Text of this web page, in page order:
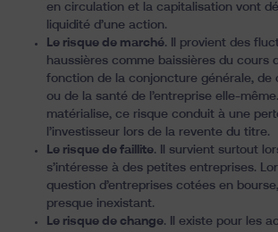
en circulation et la capitalisation vont
liquidité d’une action.
Le risque de marché. Il provient des
haussières comme baissières du cours
fonction de la conjoncture générale, de
ou de la santé de l’entreprise elle-
matérialise, ce risque conduit à une
l’investisseur lors de la revente du titre.
Le risque de faillite. Il survient surtout
s’intéresse à des petites entreprises.
question d’entreprises cotées en
presque inexistant.
Le risque de change. Il existe pour les